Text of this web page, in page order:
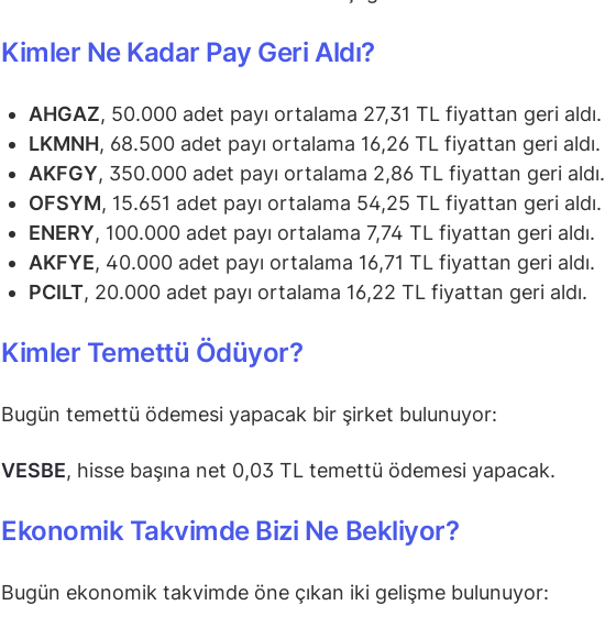
Kimler Ne Kadar Pay Geri Aldı?
AHGAZ, 50.000 adet payı ortalama 27,31 TL fiyattan geri aldı.
LKMNH, 68.500 adet payı ortalama 16,26 TL fiyattan geri aldı.
AKFGY, 350.000 adet payı ortalama 2,86 TL fiyattan geri aldı.
OFSYM, 15.651 adet payı ortalama 54,25 TL fiyattan geri aldı.
ENERY, 100.000 adet payı ortalama 7,74 TL fiyattan geri aldı.
AKFYE, 40.000 adet payı ortalama 16,71 TL fiyattan geri aldı.
PCILT, 20.000 adet payı ortalama 16,22 TL fiyattan geri aldı.
Kimler Temettü Ödüyor?
Bugün temettü ödemesi yapacak bir şirket bulunuyor:
VESBE, hisse başına net 0,03 TL temettü ödemesi yapacak.
Ekonomik Takvimde Bizi Ne Bekliyor?
Bugün ekonomik takvimde öne çıkan iki gelişme bulunuyor: